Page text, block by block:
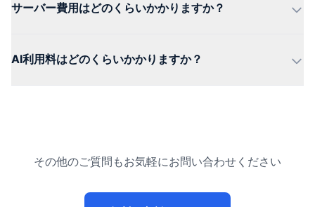
サーバー費用はどのくらいかかりますか？
AI利用料はどのくらいかかりますか？
その他のご質問もお気軽にお問い合わせください